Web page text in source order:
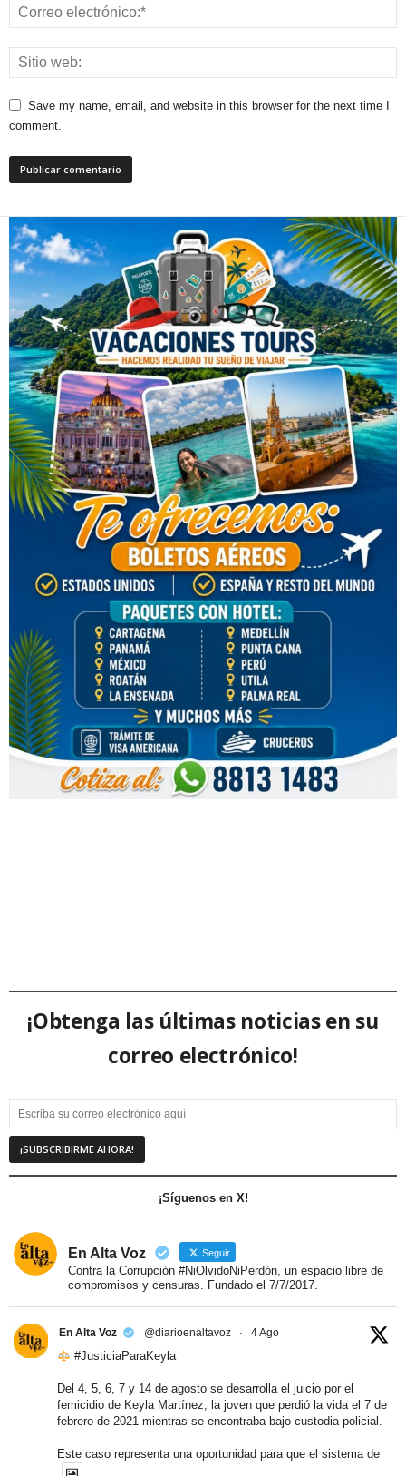
Save my name, email, and website in this browser for the next time I
comment.
¡Obtenga las últimas noticias en su
correo electrónico!
¡Síguenos en X!
En Alta Voz Seguir
Contra la Corrupción #NiOlvidoNiPerdón, un espacio libre de
compromisos y censuras. Fundado el 7/7/2017.
En Alta Voz @diarioenaltavoz · 4 Ago
#JusticiaParaKeyla
Del 4, 5, 6, 7 y 14 de agosto se desarrolla el juicio por el
femicidio de Keyla Martínez, la joven que perdió la vida el 7 de
febrero de 2021 mientras se encontraba bajo custodia policial.
Este caso representa una oportunidad para que el sistema de